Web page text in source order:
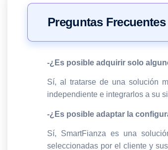
Preguntas Frecuentes
-¿Es posible adquirir solo
Sí, al tratarse de una solución
independiente e integrarlos a su
-¿Es posible adaptar la
Sí, SmartFianza es una
seleccionadas por el cliente y